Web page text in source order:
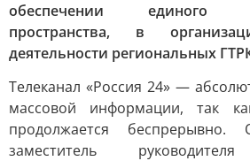
обеспечении единого
пространства, в
деятельности региональных
Телеканал «Россия 24» —
массовой информации, так
продолжается
заместитель